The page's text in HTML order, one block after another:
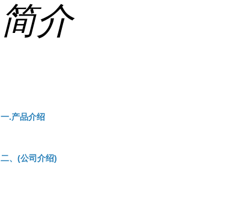
简介
一.产品介绍
二、(公司介绍)